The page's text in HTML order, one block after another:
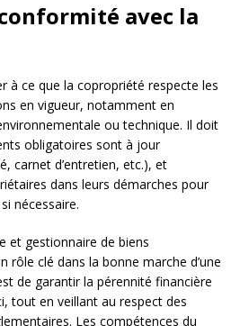
avec la
à ce que la copropriété respecte les
en vigueur, notamment en
ou technique. Il doit
obligatoires sont à jour
carnet d’entretien, etc.), et
dans leurs démarches pour
nécessaire.
et gestionnaire de biens
rôle clé dans la bonne marche d’une
de garantir la pérennité financière
tout en veillant au respect des
Les compétences du